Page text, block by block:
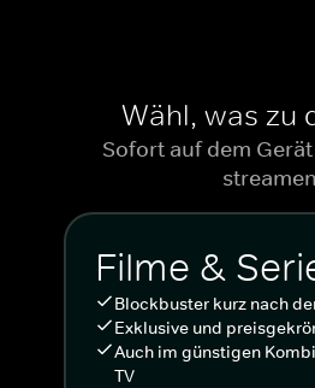
Wähl, was zu
Sofort auf dem
streamen
Filme &
Blockbuster kurz nach
Exklusive und
Auch im günstigen
TV